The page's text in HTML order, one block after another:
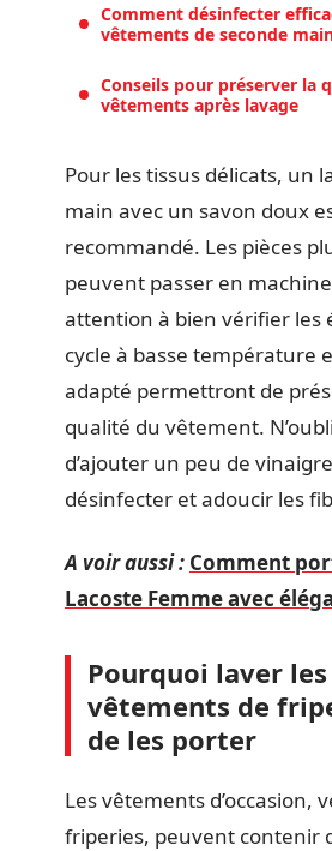
Comment désinfecter
vêtements de seconde
Conseils pour préserver la
vêtements après lavage
Pour les tissus délicats, un
main avec un savon doux
recommandé. Les pièces
peuvent passer en
attention à bien vérifier les
cycle à basse température
adapté permettront de
qualité du vêtement.
d’ajouter un peu de
désinfecter et adoucir les
A voir aussi : Comment
Lacoste Femme avec
Pourquoi laver les
vêtements de
de les porter
Les vêtements d’occasion,
friperies, peuvent contenir